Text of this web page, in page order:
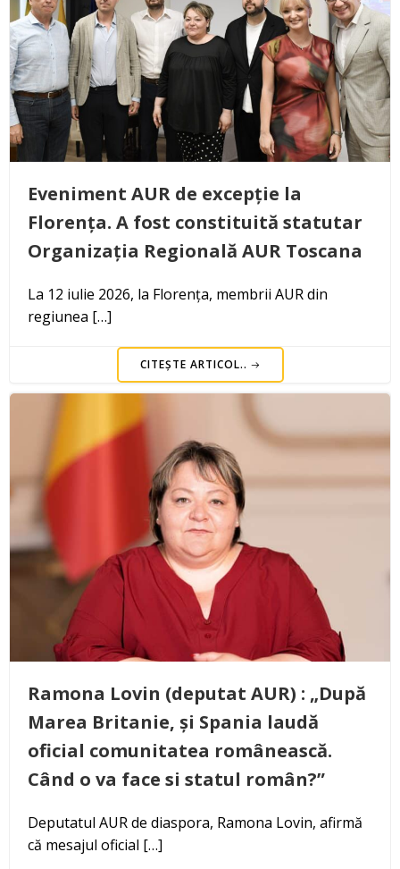
Eveniment AUR de excepție la
Florența. A fost constituită statutar
Organizația Regională AUR Toscana
La 12 iulie 2026, la Florența, membrii AUR din
regiunea […]
CITEȘTE ARTICOL..
Ramona Lovin (deputat AUR) : „După
Marea Britanie, și Spania laudă
oficial comunitatea românească.
Când o va face si statul român?”
Deputatul AUR de diaspora, Ramona Lovin, afirmă
că mesajul oficial […]